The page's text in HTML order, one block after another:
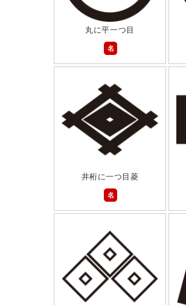
丸に平一つ目
名
井桁に一つ目菱
名